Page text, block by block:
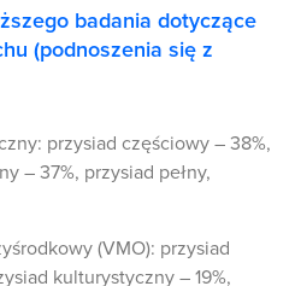
badania dotyczące
(podnoszenia się z
przysiad częściowy – 38%,
– 37%, przysiad pełny,
(VMO): przysiad
kulturystyczny – 19%,